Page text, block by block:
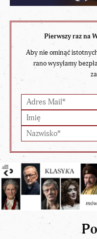
Pierwszy raz na
Aby nie ominąć
rano wysyłamy